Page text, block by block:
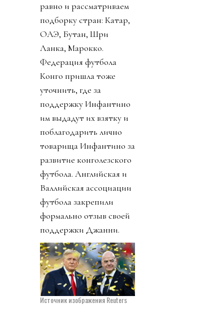
равно и рассматриваем
подборку стран: Катар,
ОАЭ, Бутан, Шри
Ланка, Марокко.
Федерация футбола
Конго пришла тоже
уточнить, где за
поддержку Инфантино
им выдадут их взятку и
поблагодарить лично
товарища Инфантино за
развитие конголезского
футбола. Английская и
Валлийская ассоциации
футбола закрепили
формально отзыв своей
поддержки Джанни.
Источник изображения Reuters